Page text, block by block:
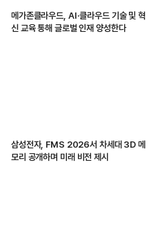
메가존클라우드, AI·클라우드 기술 및 혁
신 교육 통해 글로벌 인재 양성한다
삼성전자, FMS 2026서 차세대 3D 메
모리 공개하며 미래 비전 제시